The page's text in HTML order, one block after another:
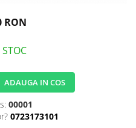
RON
ADAUGA IN COS
00001
0723173101